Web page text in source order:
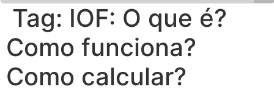
Tag: IOF: O que é?
Como funciona?
Como calcular?